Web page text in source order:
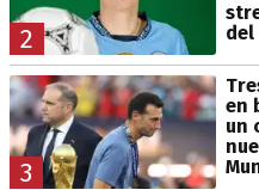
2
3
en
un